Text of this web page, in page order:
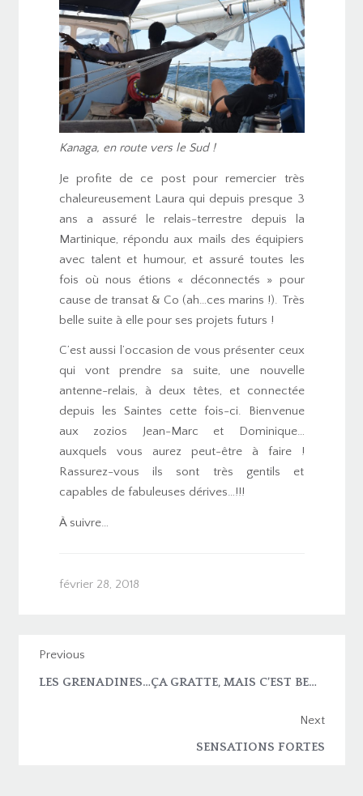
Kanaga, en route vers le Sud !
Je profite de ce post pour remercier très
chaleureusement Laura qui depuis presque 3
ans a assuré le relais-terrestre depuis la
Martinique, répondu aux mails des équipiers
avec talent et humour, et assuré toutes les
fois où nous étions « déconnectés » pour
cause de transat & Co (ah…ces marins !). Très
belle suite à elle pour ses projets futurs !
C’est aussi l’occasion de vous présenter ceux
qui vont prendre sa suite, une nouvelle
antenne-relais, à deux têtes, et connectée
depuis les Saintes cette fois-ci. Bienvenue
aux zozios Jean-Marc et Dominique…
auxquels vous aurez peut-être à faire !
Rassurez-vous ils sont très gentils et
capables de fabuleuses dérives…!!!
À suivre…
février 28, 2018
Previous
LES GRENADINES…ÇA GRATTE, MAIS C’EST BEAU !
Next
SENSATIONS FORTES